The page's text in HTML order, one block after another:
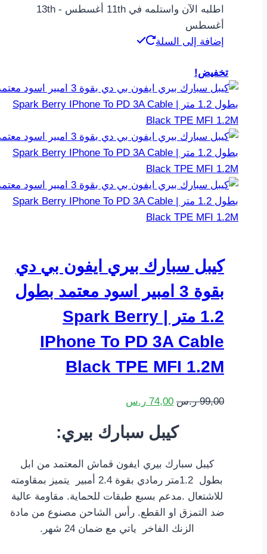
اطلبه الآن واستلمه في 11th أغسطس - 13th
أغسطس
إضافة إلى السلة
تخفيض!
كيبل سبارك بيري ايفون بي دي
بقوة 3 امبير اسود معتمد بطول
1.2 متر | Spark Berry
IPhone To PD 3A Cable
Black TPE MFI 1.2M
99,00 ر.س 74,00 ر.س
:كيبل سبارك بيري
كيبل سبارك بيري ايفون قماش المعتمد من ابل
بطول 1.2متر رمادي بقوة 2.4 أمبير يتميز بمقاومته
للاشتعال .مدعم بسبع طبقات للحماية. مقاومة عالية
ضد التمزق او القطع. رأس الشاحن مصنوع من مادة
الزنك الفاخر ياتي مع ضمان 24 شهر.